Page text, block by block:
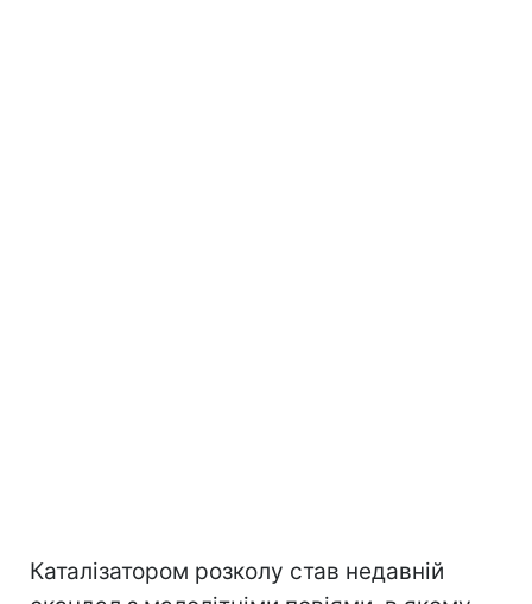
Каталізатором розколу став недавній